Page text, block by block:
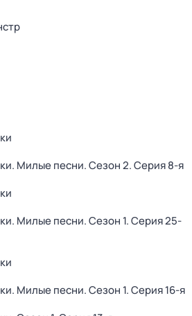
Милые песни. Сезон 2. Серия 8-я
Милые песни. Сезон 1. Серия 25-
Милые песни. Сезон 1. Серия 16-я